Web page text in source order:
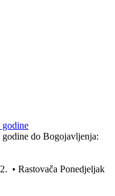
godine
do Bogojavljenja:
• Rastovača Ponedjeljak